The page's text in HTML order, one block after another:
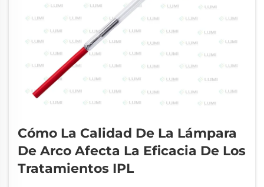
Cómo La Calidad De La Lámpara
De Arco Afecta La Eficacia De Los
Tratamientos IPL